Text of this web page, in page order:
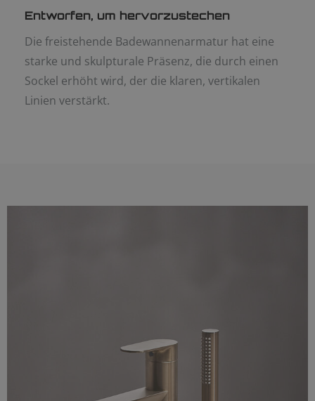
Entworfen, um hervorzustechen
Die freistehende Badewannenarmatur hat eine
starke und skulpturale Präsenz, die durch einen
Sockel erhöht wird, der die klaren, vertikalen
Linien verstärkt.